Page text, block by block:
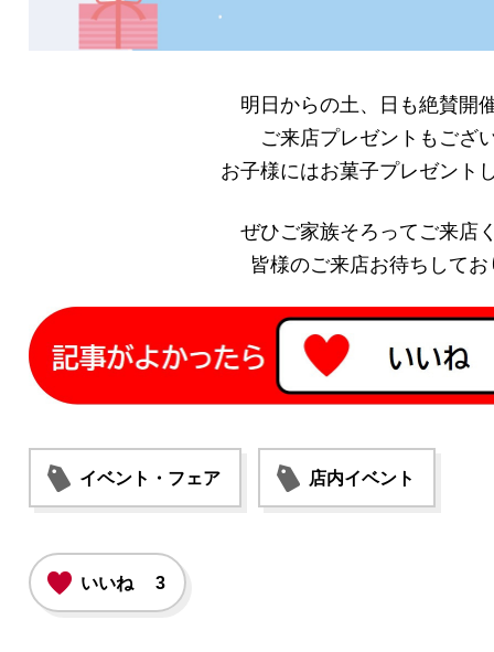
明日からの土、日も絶賛開
ご来店プレゼントもござ
お子様にはお菓子プレゼント
ぜひご家族そろってご来店
皆様のご来店お待ちしてお
イベント・フェア 店内イベント
いいね 3